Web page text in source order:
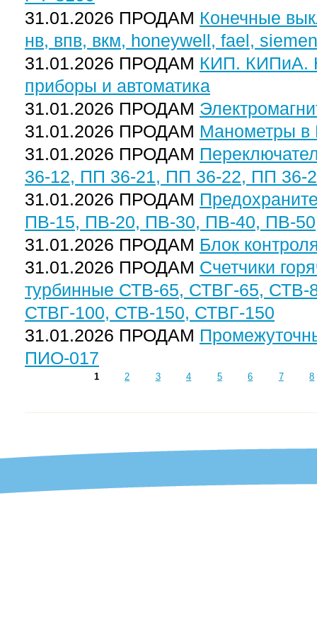
31.01.2026 ПРОДАМ Конечные
нв, впв, вкм, honeywell, fael,
31.01.2026 ПРОДАМ КИП. КИПиА.
приборы и автоматика
31.01.2026 ПРОДАМ
31.01.2026 ПРОДАМ Манометры в
31.01.2026 ПРОДАМ
36-12, ПП 36-21, ПП 36-22, ПП 36-
31.01.2026 ПРОДАМ
ПВ-15, ПВ-20, ПВ-30, ПВ-40, ПВ-
31.01.2026 ПРОДАМ Блок
31.01.2026 ПРОДАМ Счетчики
турбинные СТВ-65, СТВГ-65,
СТВГ-100, СТВ-150, СТВГ-150
31.01.2026 ПРОДАМ
ПИО-017
1 2 3 4 5 6 7 8